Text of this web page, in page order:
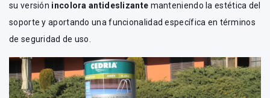
su versión incolora antideslizante manteniendo la estética del
soporte y aportando una funcionalidad específica en términos
de seguridad de uso.